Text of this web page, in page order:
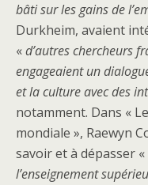
bâti sur les gains de
Durkheim, avaient
«d’autres chercheurs
engageaient un
et la culture avec des
notamment. Dans «
mondiale », Raewyn
savoir et à dépasser «
l’enseignement